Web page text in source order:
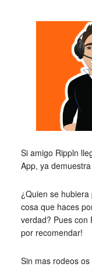
Si amigo Rippln
App, ya
¿Quien se
cosa que haces
verdad? Pues con
por recomendar!
Sin mas rodeos